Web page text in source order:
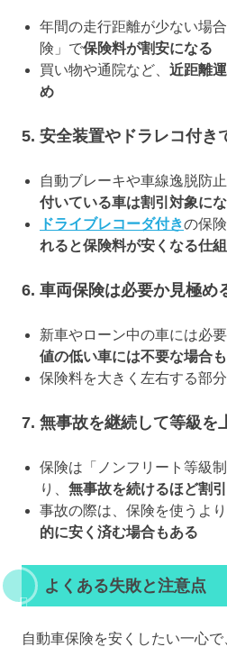
年間の走行距離が少ない場
険」で保険料が割安になる
買い物や通院など、 近距離
め
5. 安全装置やドラレコ付き
自動ブレーキや車線逸脱防
付いている車は割引対象に
ドライブレコーダ付きの保険
れると保険料が安くなる仕
6. 車両保険は必要か見極め
新車やローン中の車には必要
値の低い車には不要な場合も
保険料を大きく左右する部
7. 無事故を継続して等級を
保険は「ノンフリート等級
り、 無事故を続けるほど割
事故の際は、保険を使うよ
的に安く済む場合もある
よくある失敗と注意点
自動車保険を安くしたい一心で